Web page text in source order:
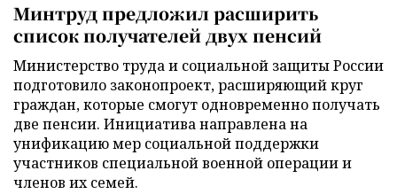
Минтруд предложил расширить
список получателей двух пенсий
Министерство труда и социальной защиты России
подготовило законопроект, расширяющий круг
граждан, которые смогут одновременно получать
две пенсии. Инициатива направлена на
унификацию мер социальной поддержки
участников специальной военной операции и
членов их семей.